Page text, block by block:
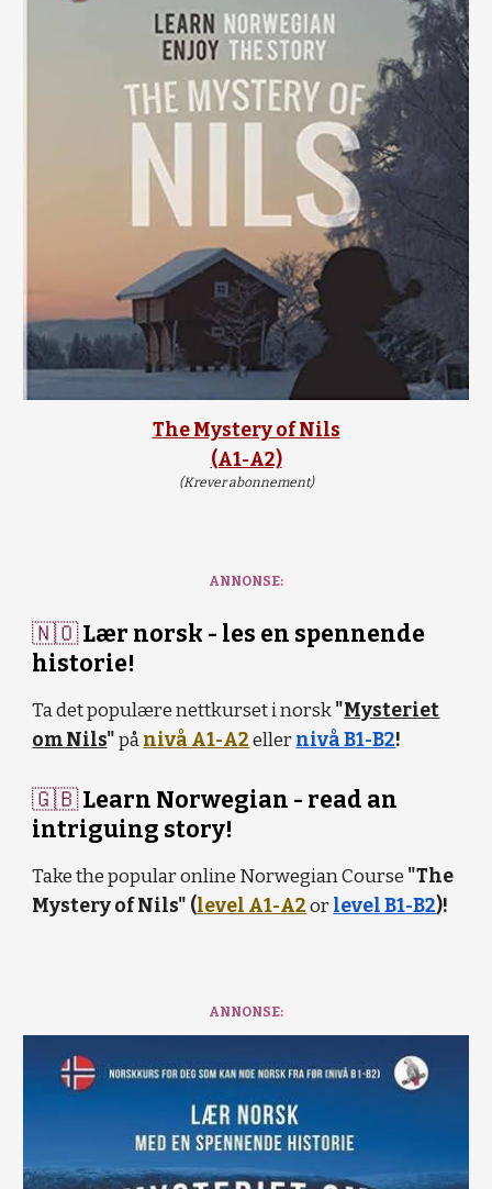
The Mystery of Nils
(A1-A2)
(Krever abonnement)
ANNONSE:
🇳🇴Lær norsk - les en spennende
historie!
Ta det populære nettkurset i norsk"Mysteriet
om Nils"pånivå A1-A2 ellernivå B1-B2!
🇬🇧Learn Norwegian - read an
intriguing story!
Take the popular online Norwegian Course "The
Mystery of Nils" (level A1-A2 orlevel B1-B2)!
ANNONSE: